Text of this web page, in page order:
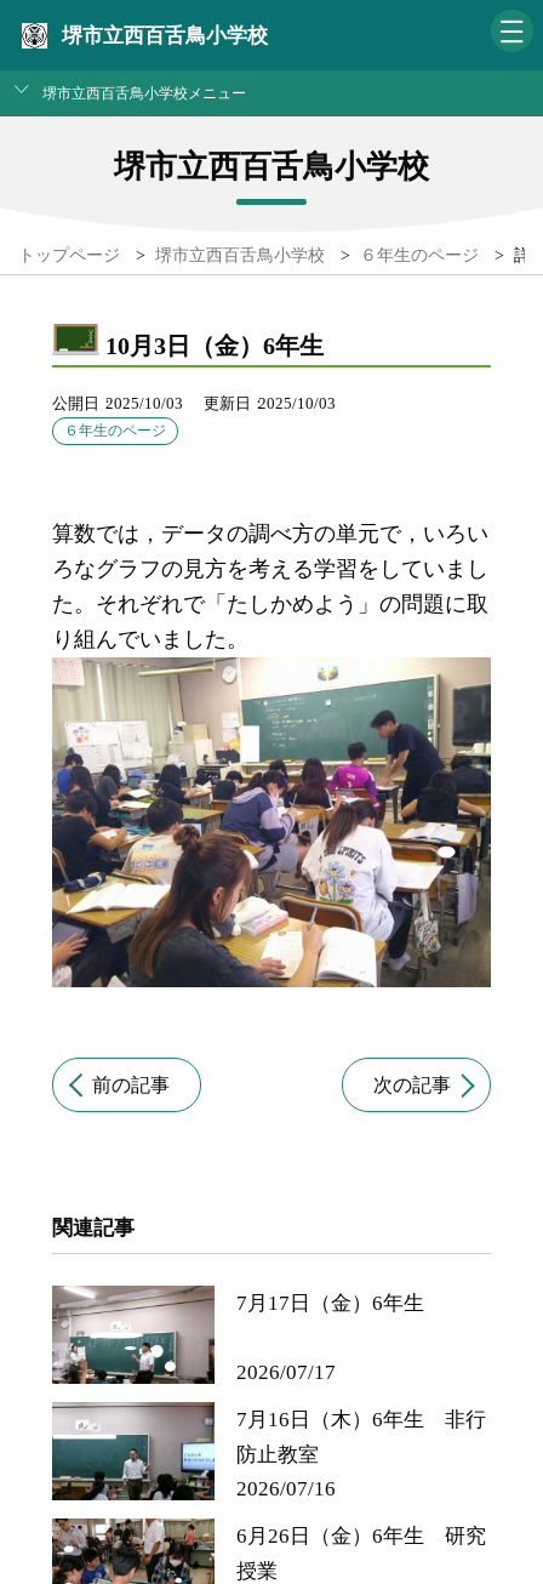
堺市立西百舌鳥小学校
堺市立西百舌鳥小学校メニュー
堺市立西百舌鳥小学校
トップページ > 堺市立西百舌鳥小学校 > ６年生のページ > 詳
10月3日（金）6年生
公開日 2025/10/03 更新日 2025/10/03
６年生のページ
算数では，データの調べ方の単元で，いろい
ろなグラフの見方を考える学習をしていまし
た。それぞれで「たしかめよう」の問題に取
り組んでいました。
前の記事 次の記事
関連記事
7月17日（金）6年生
2026/07/17
7月16日（木）6年生 非行
防止教室
2026/07/16
6月26日（金）6年生 研究
授業